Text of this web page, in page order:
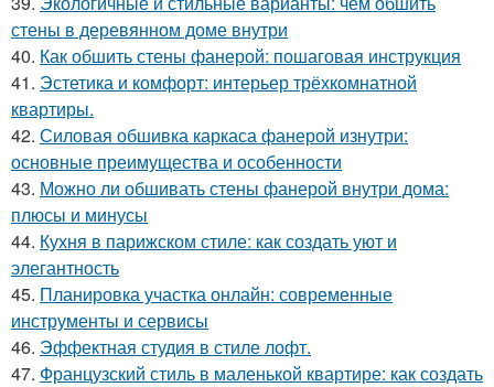
стены в деревянном доме внутри
40. Как обшить стены фанерой: пошаговая инструкция
41. Эстетика и комфорт: интерьер трёхкомнатной
квартиры.
42. Силовая обшивка каркаса фанерой изнутри:
основные преимущества и особенности
43. Можно ли обшивать стены фанерой внутри дома:
плюсы и минусы
44. Кухня в парижском стиле: как создать уют и
элегантность
45. Планировка участка онлайн: современные
инструменты и сервисы
46. Эффектная студия в стиле лофт.
47. Французский стиль в маленькой квартире: как создать